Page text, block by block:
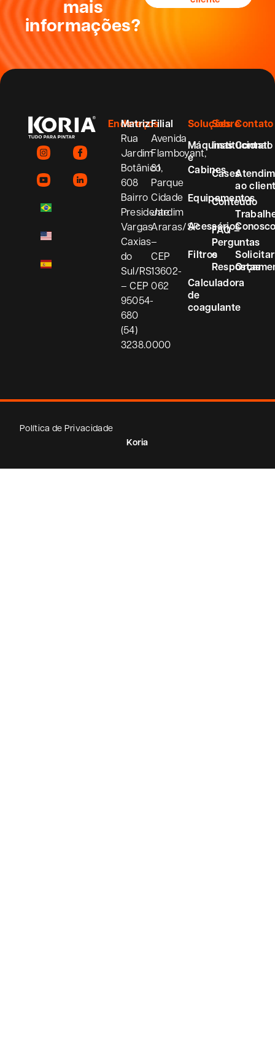
mais
informações?
Endereços
Matriz
Rua
Jardim
Botânico,
608
Bairro
Presidente
Vargas
Caxias
do
Sul/RS
– CEP
95054-
680
(54)
3238.0000
Filial
Avenida
Flamboyant,
81
Parque
Cidade
Jardim
Araras/SP
–
CEP
13602-
062
Soluções
Máquinas
e
Cabines
Equipamentos
Acessórios
Filtros
Calculadora
de
coagulante
Sobre
Institucional
Cases
Conteúdo
FAQ –
Perguntas
e
Respostas
Contato
Contato
ao
Solicitar
Política de Privacidade
Koria